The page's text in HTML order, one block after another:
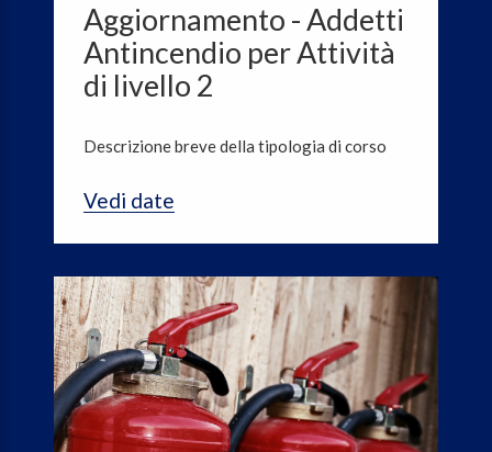
Aggiornamento - Addetti
Antincendio per Attività
di livello 2
Descrizione breve della tipologia di corso
Vedi date